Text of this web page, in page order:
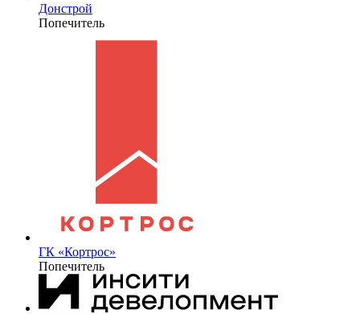
Донстрой
Попечитель
ГК «Кортрос»
Попечитель